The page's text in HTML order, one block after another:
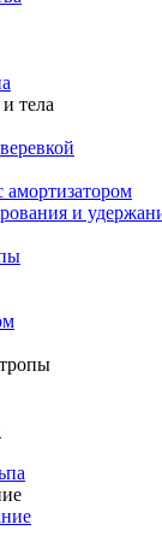
тела
и